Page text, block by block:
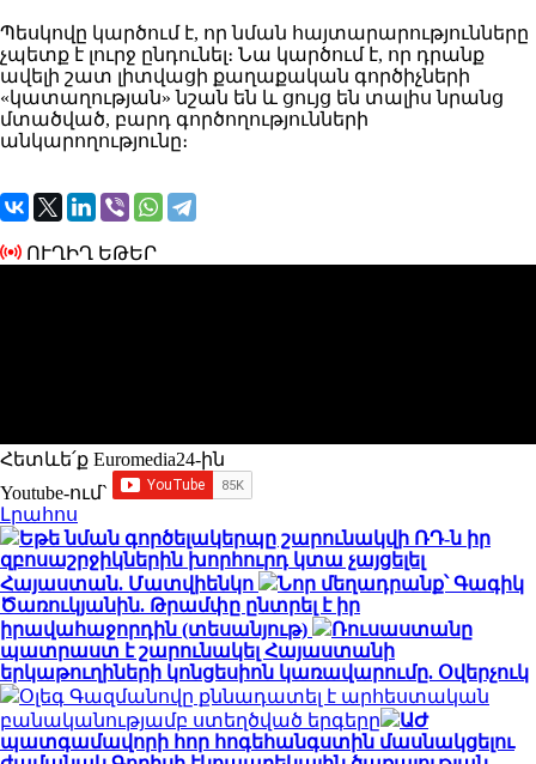
Պեսկովը կարծում է, որ նման հայտարարությունները
չպետք է լուրջ ընդունել։ Նա կարծում է, որ դրանք
ավելի շատ լիտվացի քաղաքական գործիչների
«կատաղության» նշան են և ցույց են տալիս նրանց
մտածված, բարդ գործողությունների
անկարողությունը։
ՈՒՂԻՂ ԵԹԵՐ
Հետևե՛ք Euromedia24-ին
Youtube-ում`
Լրահոս
Եթե նման գործելակերպը շարունակվի ՌԴ-ն իր
զբոսաշրջիկներին խորհուրդ կտա չայցելել
Հայաստան. Մատվիենկո
Նոր մեղադրանք՝ Գագիկ
Ծառուկյանին. Թրամփը ընտրել է իր
իրավահաջորդին (տեսանյութ)
Ռուսաստանը
պատրաստ է շարունակել Հայաստանի
երկաթուղիների կոնցեսիոն կառավարումը. Օվերչուկ
Օլեգ Գազմանովը քննադատել է արհեստական
բանականությամբ ստեղծված երգերը
ԱԺ
պատգամավորի հոր հոգեհանգստին մասնակցելու